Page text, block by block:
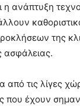
η ανάπτυξη
της
ασφάλειας.
από τις λίγες
έχουν